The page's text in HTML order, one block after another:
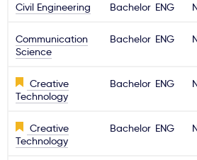
Naujienos
Civil Engineering Bachelor ENG
Communication
Science
Bachelor ENG
Creative
Technology
Bachelor ENG
Creative
Technology
Bachelor ENG